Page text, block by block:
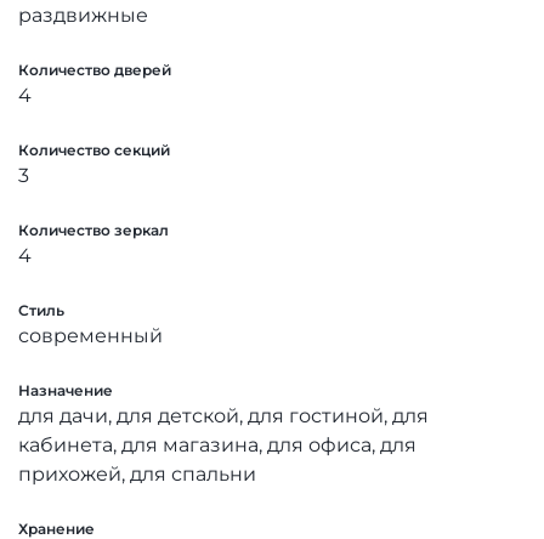
раздвижные
Количество дверей
4
Количество секций
3
Количество зеркал
4
Стиль
современный
Назначение
для дачи, для детской, для гостиной, для
кабинета, для магазина, для офиса, для
прихожей, для спальни
Хранение